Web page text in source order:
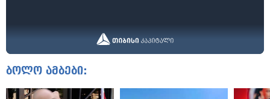
ბოლო ამბები: